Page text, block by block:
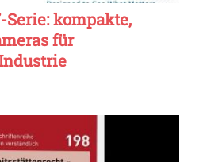
Serie: kompakte,
für